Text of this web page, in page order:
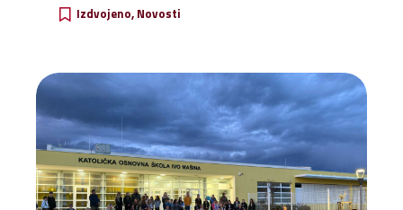
svojim tajnikom, don Tinom Vidovom. Osim njih,
svojim učiteljicama Hrvatskoga jezika Petrom
Miletom i Anom Bišćan pripremili predstavu
“Izlazak iz sjene” koja je bila prikazana u obliku
kazališta sjena. Iza velikoga bijelog platna našlo se
više od 30 glumaca, a predstavu je upotpunio
školski zbor pod ravnanjem prof. Silvane Milišić
Šoše....
Izdvojeno Novosti